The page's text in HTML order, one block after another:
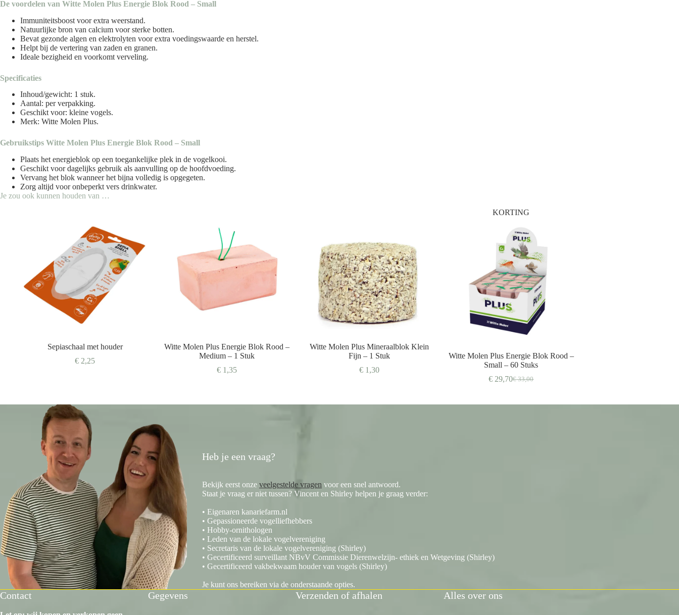
De voordelen van Witte Molen Plus Energie Blok Rood – Small
Immuniteitsboost voor extra weerstand.
Natuurlijke bron van calcium voor sterke botten.
Bevat gezonde algen en elektrolyten voor extra voedingswaarde en herstel.
Helpt bij de vertering van zaden en granen.
Ideale bezigheid en voorkomt verveling.
Specificaties
Inhoud/gewicht: 1 stuk.
Aantal: per verpakking.
Geschikt voor: kleine vogels.
Merk: Witte Molen Plus.
Gebruikstips Witte Molen Plus Energie Blok Rood – Small
Plaats het energieblok op een toegankelijke plek in de vogelkooi.
Geschikt voor dagelijks gebruik als aanvulling op de hoofdvoeding.
Vervang het blok wanneer het bijna volledig is opgegeten.
Zorg altijd voor onbeperkt vers drinkwater.
Je zou ook kunnen houden van …
Sepiaschaal met houder
€ 2,25
Witte Molen Plus Energie Blok Rood –
Medium – 1 Stuk
€ 1,35
Witte Molen Plus Mineraalblok Klein
Fijn – 1 Stuk
€1,30
KORTING
Witte Molen Plus Energie Blok Rood –
Small – 60 Stuks
€33,00
Oorspronkelijke
€ 29,70Huidige
Heb je een vraag?
Bekijk eerst onze veelgestelde vragen voor een snel antwoord.
Staat je vraag er niet tussen? Vincent en Shirley helpen je graag verder:
• Eigenaren kanariefarm.nl
• Gepassioneerde vogelliefhebbers
• Hobby-ornithologen
• Leden van de lokale vogelvereniging
• Secretaris van de lokale vogelvereniging (Shirley)
• Gecertificeerd surveillant NBvV Commissie Dierenwelzijn- ethiek en Wetgeving (Shirley)
• Gecertificeerd vakbekwaam houder van vogels (Shirley)
Je kunt ons bereiken via de onderstaande opties.
Contact Gegevens Verzenden of afhalen Alles over ons